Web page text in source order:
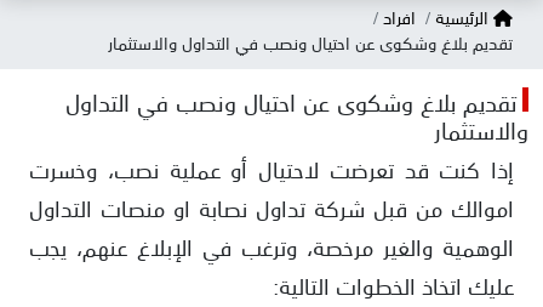
الرئيسية
افراد
تقديم بلاغ وشكوى عن احتيال ونصب في التداول والاستثمار
تقديم بلاغ وشكوى عن احتيال ونصب في التداول
والاستثمار
إذا كنت قد تعرضت لاحتيال أو عملية نصب، وخسرت
اموالك من قبل شركة تداول نصابة او منصات التداول
الوهمية والغير مرخصة، وترغب في الإبلاغ عنهم، يجب
عليك اتخاذ الخطوات التالية: